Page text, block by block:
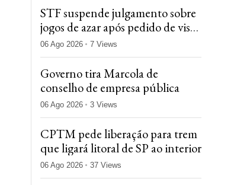
STF suspende julgamento sobre
jogos de azar após pedido de vista
de Dino
06 Ago 2026 7 Views
Governo tira Marcola de
conselho de empresa pública
06 Ago 2026 3 Views
CPTM pede liberação para trem
que ligará litoral de SP ao interior
06 Ago 2026 37 Views